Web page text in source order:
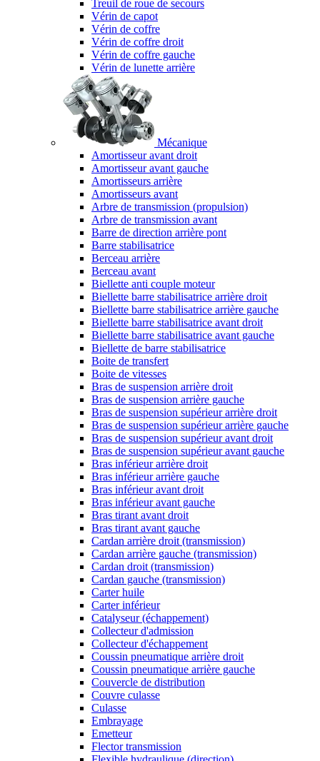
Treuil de roue de secours
Vérin de capot
Vérin de coffre
Vérin de coffre droit
Vérin de coffre gauche
Vérin de lunette arrière
Mécanique
Amortisseur avant droit
Amortisseur avant gauche
Amortisseurs arrière
Amortisseurs avant
Arbre de transmission (propulsion)
Arbre de transmission avant
Barre de direction arrière pont
Barre stabilisatrice
Berceau arrière
Berceau avant
Biellette anti couple moteur
Biellette barre stabilisatrice arrière droit
Biellette barre stabilisatrice arrière gauche
Biellette barre stabilisatrice avant droit
Biellette barre stabilisatrice avant gauche
Biellette de barre stabilisatrice
Boite de transfert
Boite de vitesses
Bras de suspension arrière droit
Bras de suspension arrière gauche
Bras de suspension supérieur arrière droit
Bras de suspension supérieur arrière gauche
Bras de suspension supérieur avant droit
Bras de suspension supérieur avant gauche
Bras inférieur arrière droit
Bras inférieur arrière gauche
Bras inférieur avant droit
Bras inférieur avant gauche
Bras tirant avant droit
Bras tirant avant gauche
Cardan arrière droit (transmission)
Cardan arrière gauche (transmission)
Cardan droit (transmission)
Cardan gauche (transmission)
Carter huile
Carter inférieur
Catalyseur (échappement)
Collecteur d'admission
Collecteur d'échappement
Coussin pneumatique arrière droit
Coussin pneumatique arrière gauche
Couvercle de distribution
Couvre culasse
Culasse
Embrayage
Emetteur
Flector transmission